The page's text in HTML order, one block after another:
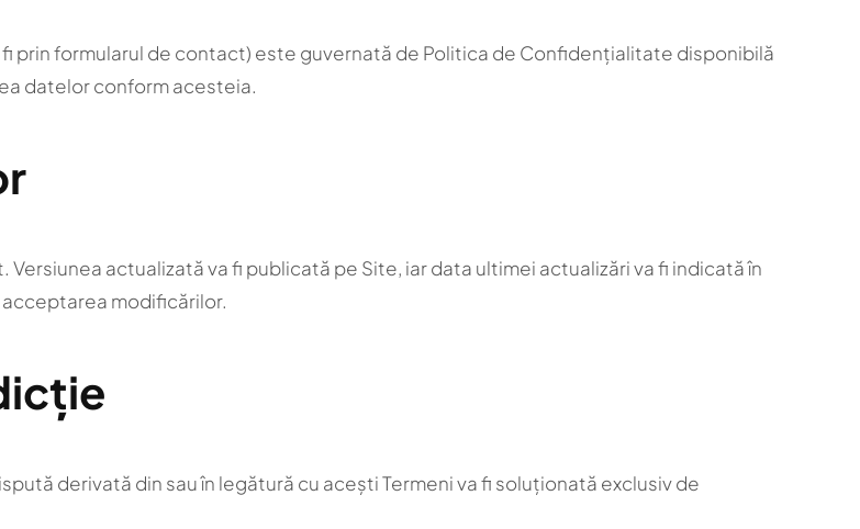
prin formularul de contact) este guvernată de Politica de Confidențialitate disponibilă
datelor conform acesteia.
actualizată va fi publicată pe Site, iar data ultimei actualizări va fi indicată în
modificărilor.
derivată din sau în legătură cu acești Termeni va fi soluționată exclusiv de